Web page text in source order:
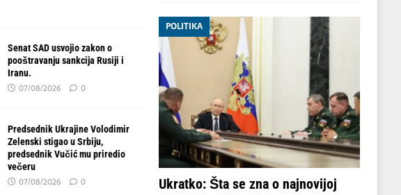
Senat SAD usvojio zakon o
pooštravanju sankcija Rusiji i
Iranu.
07/08/2026 0
Predsednik Ukrajine Volodimir
Zelenski stigao u Srbiju,
predsednik Vučić mu priredio
večeru
07/08/2026 0
POLITIKA
Ukratko: Šta se zna o najnovijoj